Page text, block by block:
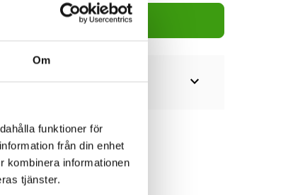
Om
funktioner för
från din enhet
kombinera informationen
tjänster.
Lägg i varukorg
expand_more